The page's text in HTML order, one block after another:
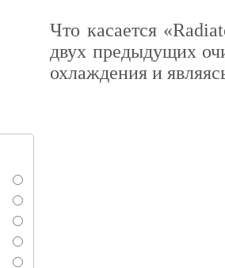
Что касается
двух предыдущих
охлаждения и